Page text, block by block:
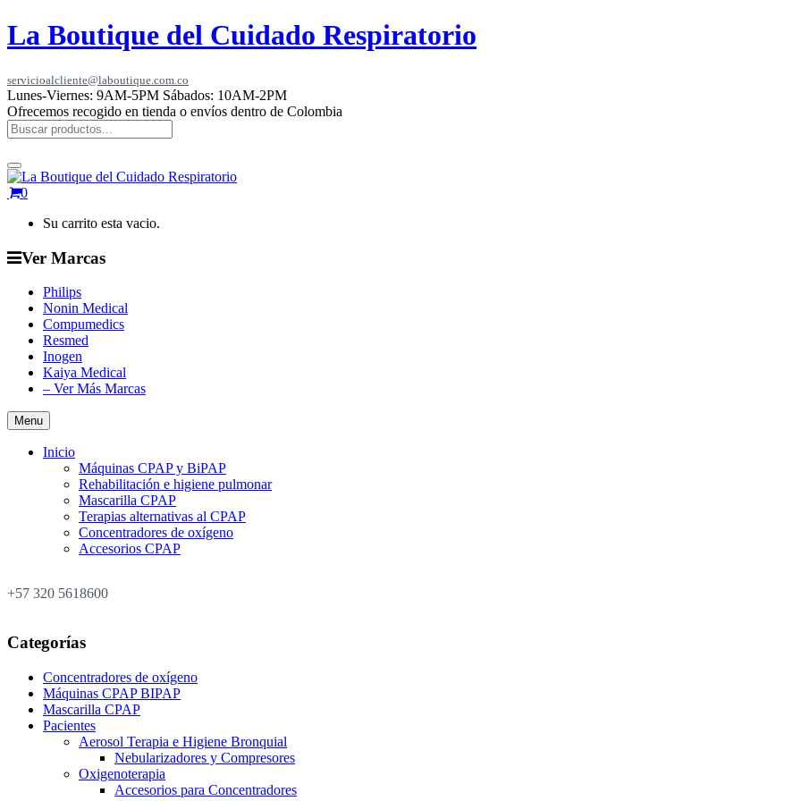
La Boutique del Cuidado Respiratorio
servicioalcliente@laboutique.com.co
Lunes-Viernes: 9AM-5PM Sábados: 10AM-2PM
Ofrecemos recogido en tienda o envíos dentro de Colombia
0
Su carrito esta vacio.
Ver Marcas
Philips
Nonin Medical
Compumedics
Resmed
Inogen
Kaiya Medical
– Ver Más Marcas
Menu
Inicio
Máquinas CPAP y BiPAP
Rehabilitación e higiene pulmonar
Mascarilla CPAP
Terapias alternativas al CPAP
Concentradores de oxígeno
Accesorios CPAP
+57 320 5618600
Categorías
Concentradores de oxígeno
Máquinas CPAP BIPAP
Mascarilla CPAP
Pacientes
Aerosol Terapia e Higiene Bronquial
Nebularizadores y Compresores
Oxigenoterapia
Accesorios para Concentradores